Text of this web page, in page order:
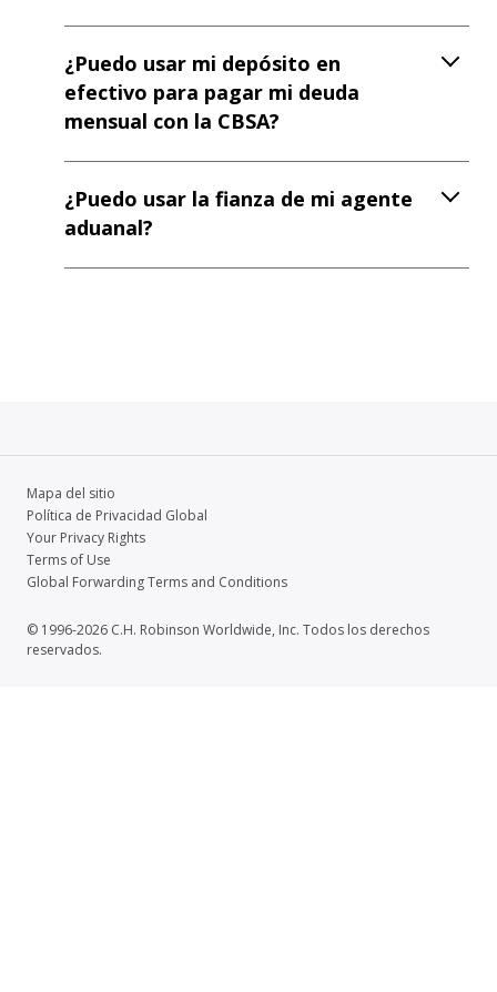
¿Puedo usar mi depósito en
efectivo para pagar mi deuda
mensual con la CBSA?
¿Puedo usar la fianza de mi agente
aduanal?
Mapa del sitio
Política de Privacidad Global
Your Privacy Rights
Terms of Use
Global Forwarding Terms and Conditions
© 1996-2026 C.H. Robinson Worldwide, Inc. Todos los derechos
reservados.